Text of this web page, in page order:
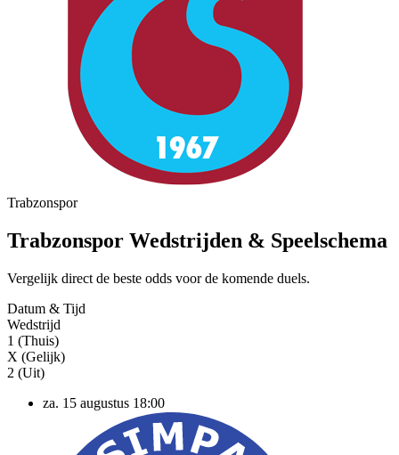
Trabzonspor
Trabzonspor Wedstrijden & Speelschema
Vergelijk direct de beste odds voor de komende duels.
Datum & Tijd
Wedstrijd
1 (Thuis)
X (Gelijk)
2 (Uit)
za. 15 augustus 18:00